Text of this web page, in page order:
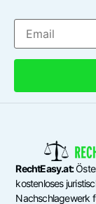
RechtEasy.at:
kostenloses
Nachschlagewerk